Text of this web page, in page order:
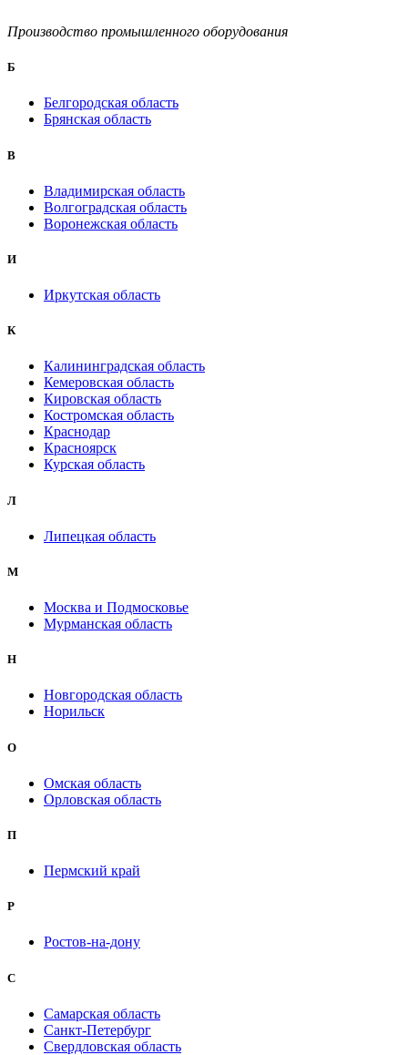
Производство промышленного оборудования
Б
Белгородская область
Брянская область
B
Владимирская область
Волгоградская область
Воронежская область
И
Иркутская область
К
Калининградская область
Кемеровская область
Кировская область
Костромская область
Краснодар
Красноярск
Курская область
Л
Липецкая область
М
Москва и Подмосковье
Мурманская область
Н
Новгородская область
Норильск
О
Омская область
Орловская область
П
Пермский край
Р
Ростов-на-дону
С
Самарская область
Санкт-Петербург
Свердловская область